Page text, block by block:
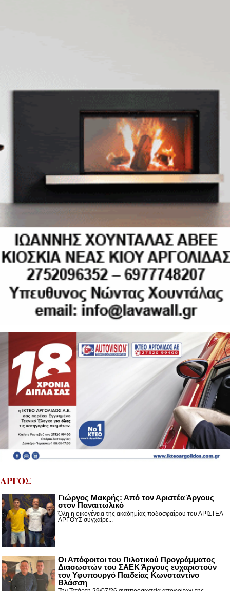
ΑΡΓΟΣ
Γιώργος Μακρής: Από τον Αριστέα Άργους
στον Παναιτωλικό
Όλη η οικογένεια της ακαδημίας ποδοσφαίρου του ΑΡΙΣΤΕΑ
ΑΡΓΟΥΣ συγχαίρε...
Οι Απόφοιτοι του Πιλοτικού Προγράμματος
Διασωστών του ΣΑΕΚ Άργους ευχαριστούν
τον Υφυπουργό Παιδείας Κωνσταντίνο
Βλάσση